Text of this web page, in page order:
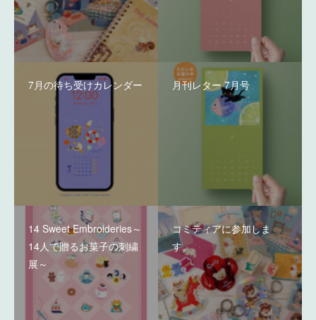
7月の待ち受けカレンダー 月刊レター 7月号
14 Sweet Embroideries～
14人で贈るお菓子の刺繍
展～
コミティアに参加しま
す。